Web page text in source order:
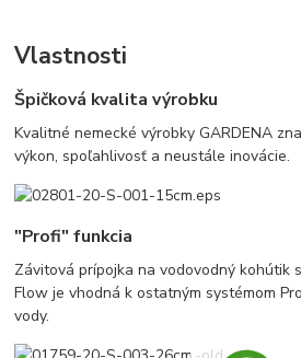
Vlastnosti
Špičková kvalita výrobku
Kvalitné nemecké výrobky GARDENA
výkon, spoľahlivosť a neustále inovácie.
"Profi" funkcia
Závitová prípojka na vodovodný kohútik
Flow je vhodná k ostatným systémom
vody.